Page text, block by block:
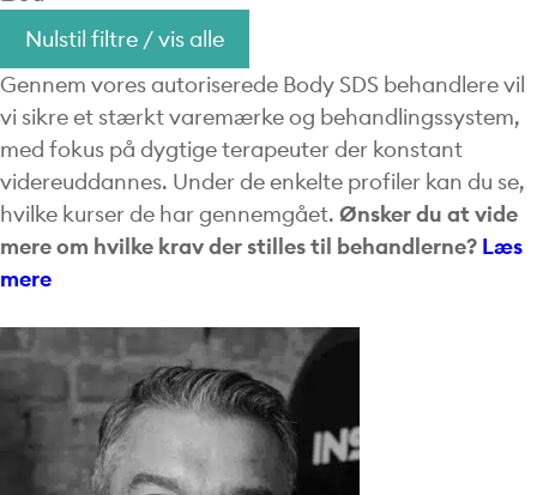
Nulstil filtre / vis alle
Gennem vores autoriserede Body SDS behandlere vil
vi sikre et stærkt varemærke og behandlingssystem,
med fokus på dygtige terapeuter der konstant
videreuddannes. Under de enkelte profiler kan du se,
hvilke kurser de har gennemgået. Ønsker du at vide
mere om hvilke krav der stilles til behandlerne? Læs
mere